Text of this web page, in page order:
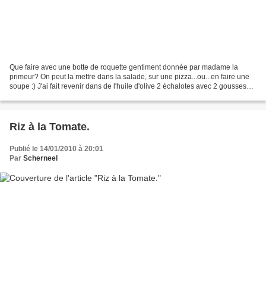
Que faire avec une botte de roquette gentiment donnée par madame la
primeur? On peut la mettre dans la salade, sur une pizza...ou...en faire une
soupe :) J'ai fait revenir dans de l'huile d'olive 2 échalotes avec 2 gousses
Riz à la Tomate.
Publié le 14/01/2010 à 20:01
Par Scherneel